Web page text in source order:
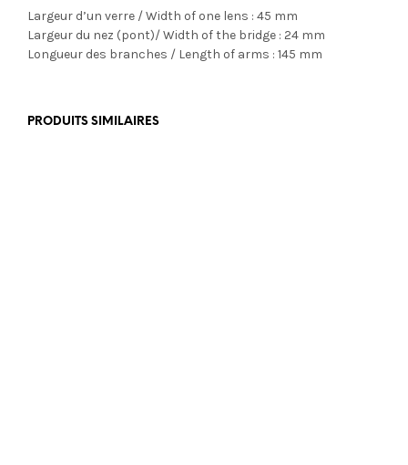
Largeur d’un verre / Width of one lens : 45 mm
Largeur du nez (pont)/ Width of the bridge : 24 mm
Longueur des branches / Length of arms : 145 mm
PRODUITS SIMILAIRES